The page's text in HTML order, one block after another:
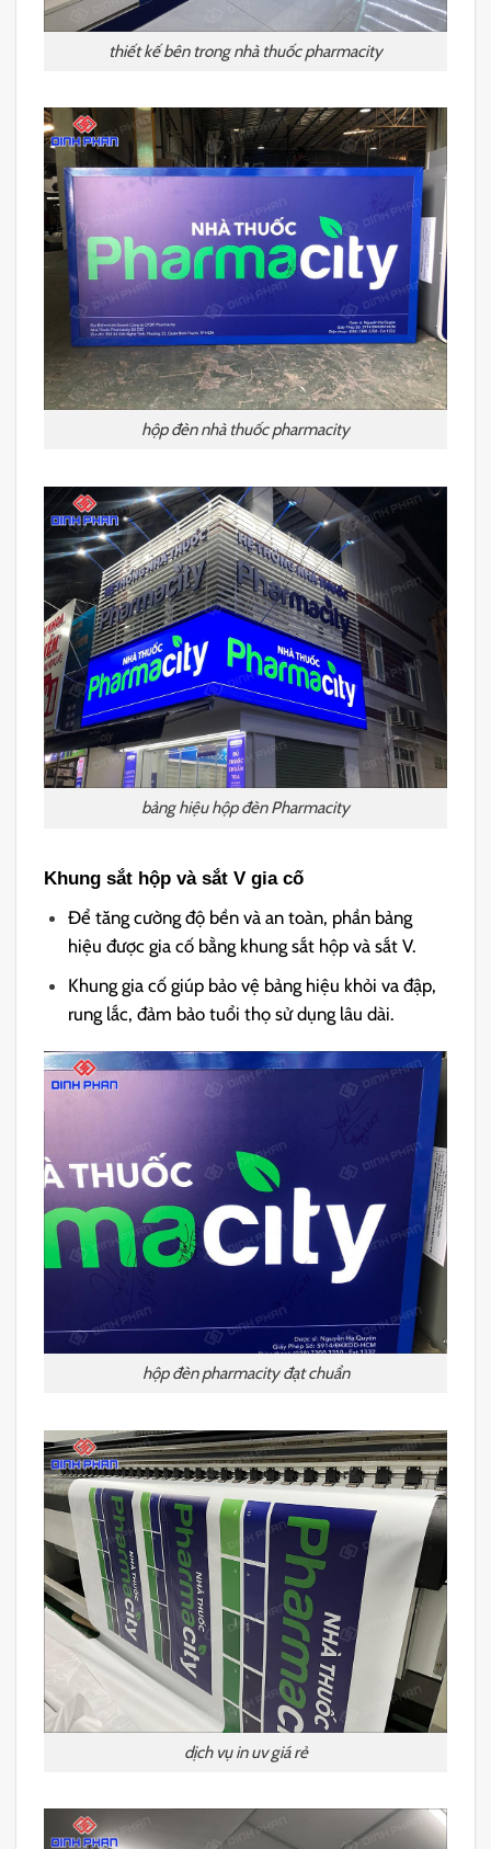
thiết kế bên trong nhà thuốc pharmacity
hộp đèn nhà thuốc pharmacity
bảng hiệu hộp đèn Pharmacity
Khung sắt hộp và sắt V gia cố
Để tăng cường độ bền và an toàn, phần bảng
hiệu được gia cố bằng khung sắt hộp và sắt V.
Khung gia cố giúp bảo vệ bảng hiệu khỏi va đập,
rung lắc, đảm bảo tuổi thọ sử dụng lâu dài.
hộp đèn pharmacity đạt chuẩn
dịch vụ in uv giá rẻ